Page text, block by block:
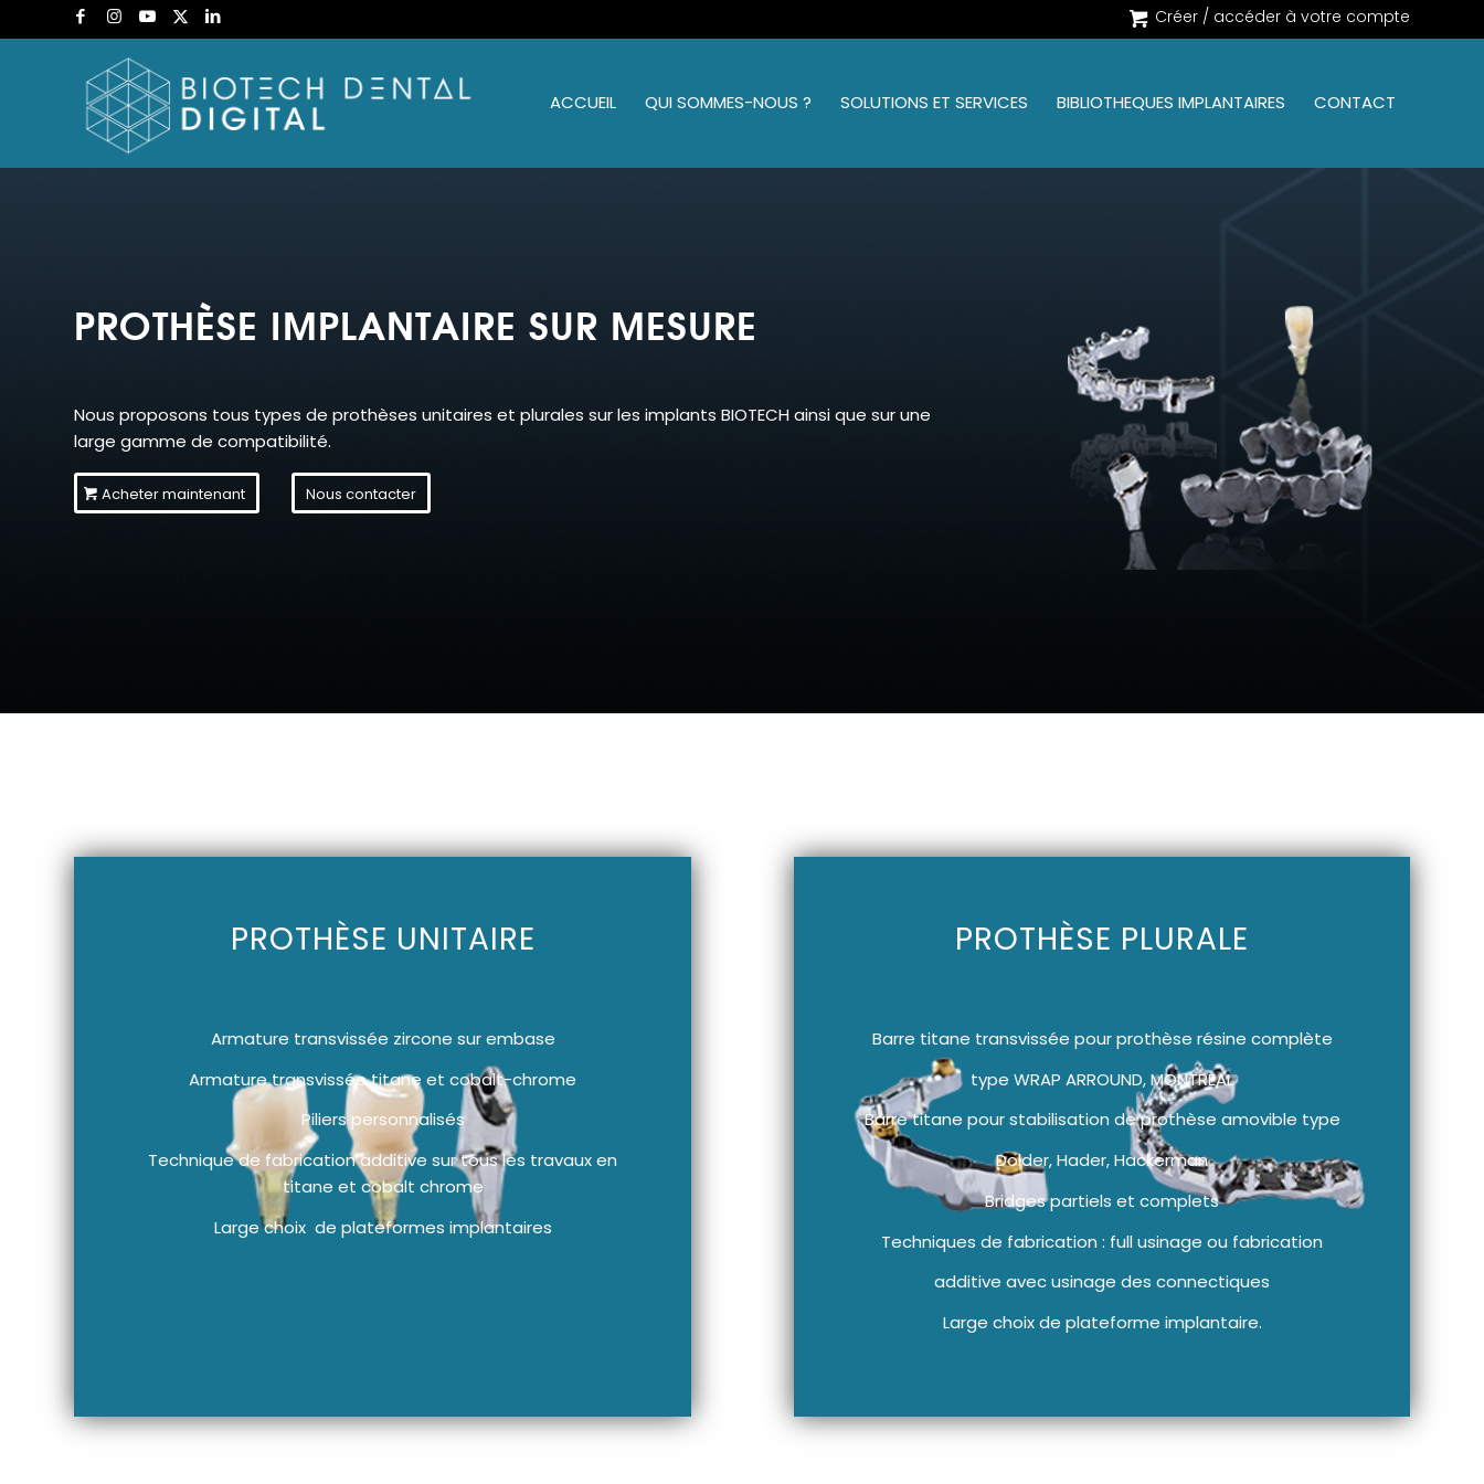
Créer / accéder à votre compte
ACCUEIL QUI SOMMES-NOUS ? SOLUTIONS ET SERVICES BIBLIOTHEQUES IMPLANTAIRES CONTACT
PROTHÈSE IMPLANTAIRE SUR MESURE
Nous proposons tous types de prothèses unitaires et plurales sur les implants BIOTECH ainsi que sur une
large gamme de compatibilité.
Acheter maintenant Nous contacter
PROTHÈSE UNITAIRE
Armature transvissée zircone sur embase
Armature transvissée titane et cobalt-chrome
Piliers personnalisés
Technique de fabrication additive sur tous les travaux en
titane et cobalt chrome
Large choix de plateformes implantaires
PROTHÈSE PLURALE
Barre titane transvissée pour prothèse résine complète
type WRAP ARROUND, MONTREAL
Barre titane pour stabilisation de prothèse amovible type
Dolder, Hader, Hackerman
Bridges partiels et complets
Techniques de fabrication : full usinage ou fabrication
additive avec usinage des connectiques
Large choix de plateforme implantaire.